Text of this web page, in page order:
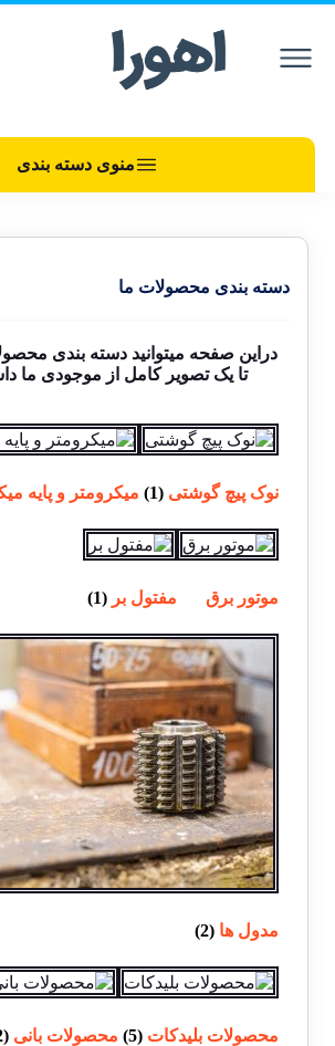
منوی دسته بندی
دسته بندی محصولات ما
دراین صفحه میتوانید دسته بندی
تا یک تصویر کامل از موجودی ما
نوک پیچ گوشتی(1) میکرومتر و پایه
موتور برق مفتول بر(1)
مدول ها(2)
محصولات بلیدکات(5) محصولات بانی(2)